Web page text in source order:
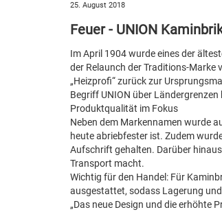
25. August 2018
Feuer - UNION
Im April 1904 wurde eines der
der Relaunch der Traditions-Marke
„Heizprofi“ zurück zur
Begriff UNION über
Produktqualität im Fokus
Neben dem Markennamen wurde
heute abriebfester ist. Zudem
Aufschrift gehalten. Darüber
Transport macht.
Wichtig für den Handel: Für
ausgestattet, sodass Lagerung
„Das neue Design und die erhöhte